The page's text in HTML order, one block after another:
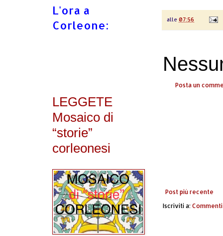
alle 07:56
Posta un
Post più recente
Iscriviti a:
L'ora a
Corleone:
LEGGETE
Mosaico di
“storie”
corleonesi